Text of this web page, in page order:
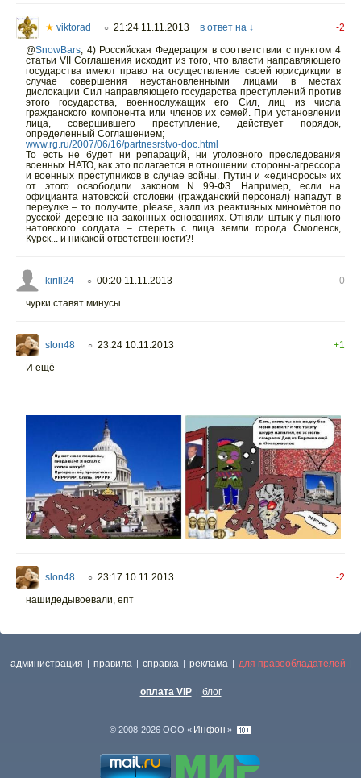
★ viktorad ○ 21:24 11.11.2013 в ответ на ↓
-2
@SnowBars, 4) Российская Федерация в соответствии с пунктом 4
статьи VII Соглашения исходит из того, что власти направляющего
государства имеют право на осуществление своей юрисдикции в
случае совершения неустановленными лицами в местах
дислокации Сил направляющего государства преступлений против
этого государства, военнослужащих его Сил, лиц из числа
гражданского компонента или членов их семей. При установлении
лица, совершившего преступление, действует порядок,
определенный Соглашением;
www.rg.ru/2007/06/16/partnesrstvo-doc.html
То есть не будет ни репараций, ни уголовного преследования
военных НАТО, как это полагается в отношении стороны-агрессора
и военных преступников в случае войны. Путин и «единоросы» их
от этого освободили законом N 99-ФЗ. Например, если на
официанта натовской столовки (гражданский персонал) нападут в
переулке – то получите, please, залп из реактивных миномётов по
русской деревне на законных основаниях. Отняли штык у пьяного
натовского солдата – стереть с лица земли города Смоленск,
Курск... и никакой ответственности?!
kirill24 ○ 00:20 11.11.2013
0
чурки ставят минусы.
slon48 ○ 23:24 10.11.2013
+1
И ещё
slon48 ○ 23:17 10.11.2013
-2
нашидедывоевали, епт
администрация | правила | справка | реклама | для правообладателей |
оплата VIP | блог
© 2008-2026 ООО « Инфон »